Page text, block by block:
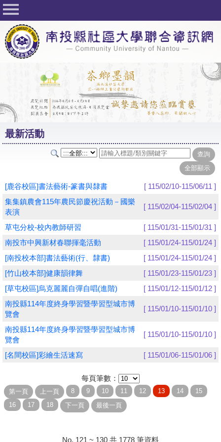
回首頁
關於社大
公佈欄
活動花絮
課程一覽表
志工與社團
友站連結
網路選課
學員專區
教師專區
評委專區
校務行政
最新活動
[鹿谷校區]書法藝術-篆書與隸書
[ 115/02/10-115/06/11 ]
集集鎮農會115年農民節慶祝活動－國樂
表演
[ 115/02/04-115/02/04 ]
草屯分校-校內教師研習
[ 115/01/31-115/01/31 ]
南投市中興新材春聯揮毫活動
[ 115/01/24-115/01/24 ]
[南投校本部]書法藝術(行、隸書)
[ 115/01/24-115/01/24 ]
[竹山校本部]健康韻律舞
[ 115/01/23-115/01/23 ]
[草屯校區]烏克麗麗自彈自唱(進階)
[ 115/01/12-115/01/12 ]
南投縣114年度終身學習暨學習型城市博
覽會
[ 115/01/10-115/01/10 ]
南投縣114年度終身學習暨學習型城市博
覽會
[ 115/01/10-115/01/10 ]
[名間校區]彩繪生活速寫 [ 115/01/06-115/01/06 ]
每頁筆數：
No. 121 ~ 130 共 1778 筆資料